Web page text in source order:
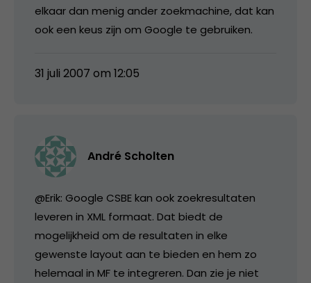
elkaar dan menig ander zoekmachine, dat kan
ook een keus zijn om Google te gebruiken.
31 juli 2007 om 12:05
André Scholten
@Erik: Google CSBE kan ook zoekresultaten
leveren in XML formaat. Dat biedt de
mogelijkheid om de resultaten in elke
gewenste layout aan te bieden en hem zo
helemaal in MF te integreren. Dan zie je niet